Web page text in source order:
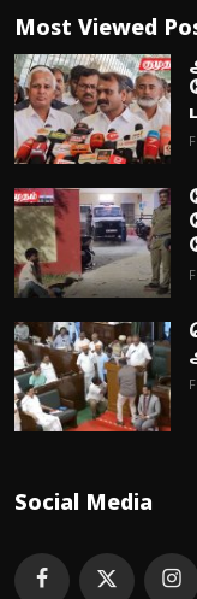
Most Viewed
Social Media